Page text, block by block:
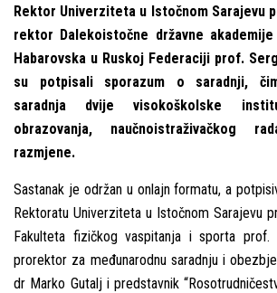
Rektor Univerziteta u Istočnom Sarajevu
rektor Dalekoistočne državne
Habarovska u Ruskoj Federaciji prof.
su potpisali sporazum o saradnji,
saradnja dvije visokoškolske
obrazovanja, naučnoistraživačkog
razmjene.
Sastanak je održan u onlajn formatu, a
Rektoratu Univerziteta u Istočnom Sarajevu
Fakulteta fizičkog vaspitanja i sporta prof.
prorektor za međunarodnu saradnju i
dr Marko Gutalj i predstavnik